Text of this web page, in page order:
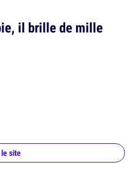
il brille de mille
site